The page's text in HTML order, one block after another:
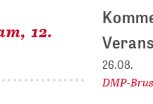
12.
26.08.
DMP-